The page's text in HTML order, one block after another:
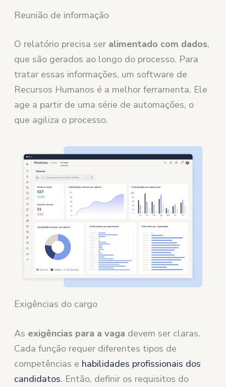
Reunião de informação
O relatório precisa ser alimentado com dados,
que são gerados ao longo do processo. Para
tratar essas informações, um software de
Recursos Humanos é a melhor ferramenta. Ele
age a partir de uma série de automações, o
que agiliza o processo.
Exigências do cargo
As exigências para a vaga devem ser claras.
Cada função requer diferentes tipos de
competências e habilidades profissionais dos
candidatos. Então, definir os requisitos do